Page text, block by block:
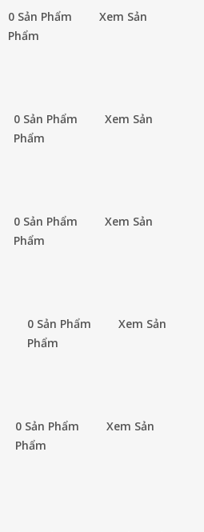
0 Sản Phẩm
Xem Sản
Phẩm
0 Sản Phẩm
Xem Sản
Phẩm
0 Sản Phẩm
Xem Sản
Phẩm
0 Sản Phẩm
Xem Sản
Phẩm
0 Sản Phẩm
Xem Sản
Phẩm